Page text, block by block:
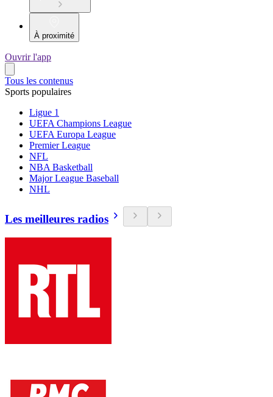
À proximité
Ouvrir l'app
Tous les contenus
Sports populaires
Ligue 1
UEFA Champions League
UEFA Europa League
Premier League
NFL
NBA Basketball
Major League Baseball
NHL
Les meilleures radios